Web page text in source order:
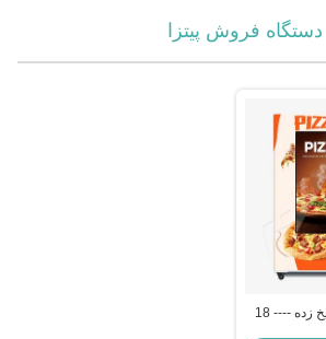
دستگاه فروش پیتزا
دستگاه فروش پیتزا یخ زده ---- 18